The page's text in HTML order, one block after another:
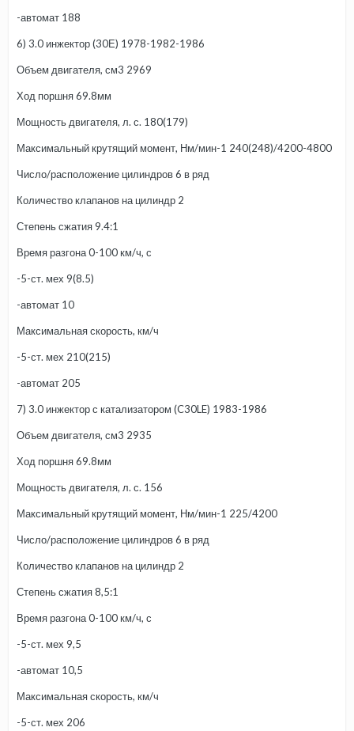
-автомат 188
6) 3.0 инжектор (30Е) 1978-1982-1986
Объем двигателя, см3 2969
Ход поршня 69.8мм
Мощность двигателя, л. с. 180(179)
Максимальный крутящий момент, Нм/мин-1 240(248)/4200-4800
Число/расположение цилиндров 6 в ряд
Количество клапанов на цилиндр 2
Степень сжатия 9.4:1
Время разгона 0-100 км/ч, с
-5-ст. мех 9(8.5)
-автомат 10
Максимальная скорость, км/ч
-5-ст. мех 210(215)
-автомат 205
7) 3.0 инжектор с катализатором (C30LE) 1983-1986
Объем двигателя, см3 2935
Ход поршня 69.8мм
Мощность двигателя, л. с. 156
Максимальный крутящий момент, Нм/мин-1 225/4200
Число/расположение цилиндров 6 в ряд
Количество клапанов на цилиндр 2
Степень сжатия 8,5:1
Время разгона 0-100 км/ч, с
-5-ст. мех 9,5
-автомат 10,5
Максимальная скорость, км/ч
-5-ст. мех 206